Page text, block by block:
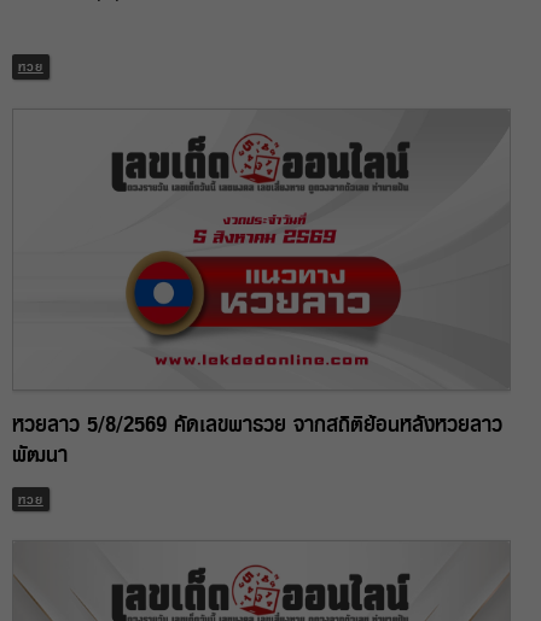
หวย
หวยลาว 5/8/2569 คัดเลขพารวย จากสถิติย้อนหลังหวยลาว
พัฒนา
หวย